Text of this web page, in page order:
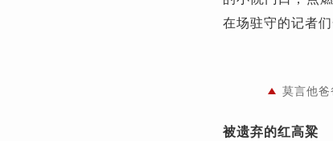
在场驻守的记者
莫言他
被遗弃的红高粱